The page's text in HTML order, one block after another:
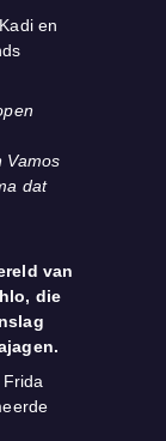
en
Vamos
dat
van
die